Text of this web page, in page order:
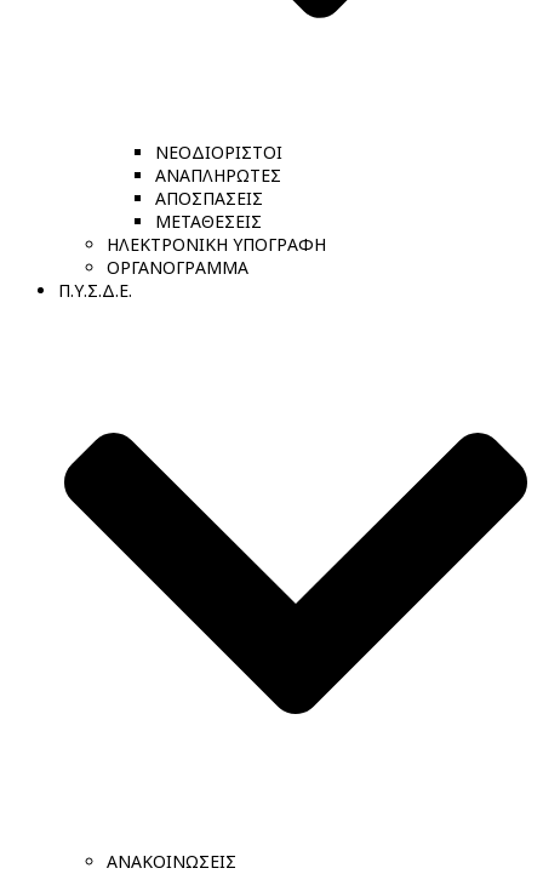
ΝΕΟΔΙΟΡΙΣΤΟΙ
ΑΝΑΠΛΗΡΩΤΕΣ
ΑΠΟΣΠΑΣΕΙΣ
ΜΕΤΑΘΕΣΕΙΣ
ΗΛΕΚΤΡΟΝΙΚΗ ΥΠΟΓΡΑΦΗ
ΟΡΓΑΝΟΓΡΑΜΜΑ
Π.Υ.Σ.Δ.Ε.
ΑΝΑΚΟΙΝΩΣΕΙΣ